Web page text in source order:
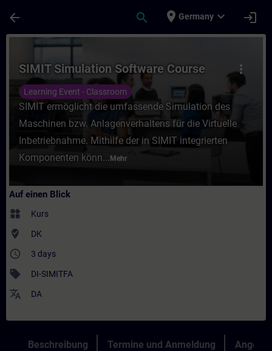
arrow_back search place Germany expand_more login
Kurs - SIMIT Simulation Software
more_vert
SIMIT Simulation Software Course
Learning Event - Classroom
SIMIT ermöglicht die umfassende Simulation des
Maschinen bzw. Anlagenverhaltens für die Virtuelle
Inbetriebnahme. Mithilfe der in SIMIT integrierten
Komponenten könn... Mehr
Auf einen Blick
widgets Kurs
where_to_vote DK
access_time 3 days
sell DI-SIMITFA
translate DA
Beschreibung Termine und Anmeldung Angebot